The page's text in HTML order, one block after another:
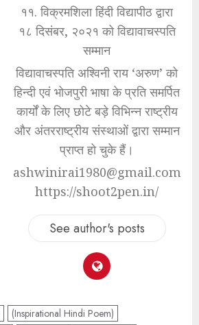
११. विक्रमशिला हिंदी विद्यापीठ द्वारा
१८ दिसंबर, २०२१ को विद्यावाचस्पति
सम्मान
विद्यावाचस्पति अश्विनी राय ‘अरुण’ को
हिन्दी एवं भोजपुरी भाषा के प्रति समर्पित
कार्यों के लिए छोटे बड़े विभिन्न राष्ट्रीय
और अंतरराष्ट्रीय संस्थाओं द्वारा सम्मान
प्राप्त हो चुके हैं।
ashwinirai1980@gmail.com
https://shoot2pen.in/
See author's posts
(Inspirational Hindi Poem)